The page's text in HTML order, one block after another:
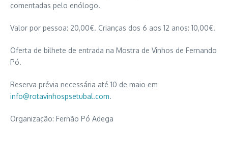
comentadas pelo enólogo.
Valor por pessoa: 20,00€. Crianças dos 6 aos 12 anos: 10,00€.
Oferta de bilhete de entrada na Mostra de Vinhos de Fernando
Pó.
Reserva prévia necessária até 10 de maio em
info@rotavinhospsetubal.com.
Organização: Fernão Pó Adega